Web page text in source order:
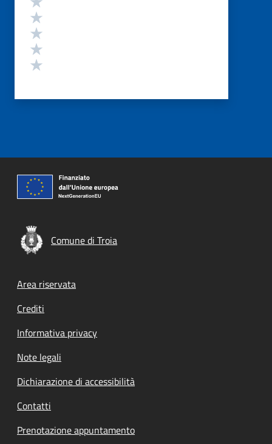
Comune di Troia
Footer menu
Area riservata
Crediti
Informativa privacy
Note legali
Dichiarazione di accessibilità
Contatti
Prenotazione appuntamento